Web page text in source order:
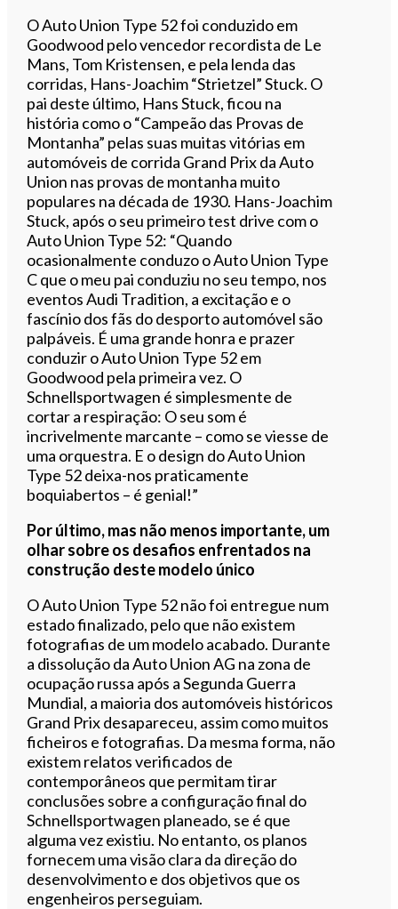
O Auto Union Type 52 foi conduzido em
Goodwood pelo vencedor recordista de Le
Mans, Tom Kristensen, e pela lenda das
corridas, Hans-Joachim “Strietzel” Stuck. O
pai deste último, Hans Stuck, ficou na
história como o “Campeão das Provas de
Montanha” pelas suas muitas vitórias em
automóveis de corrida Grand Prix da Auto
Union nas provas de montanha muito
populares na década de 1930. Hans-Joachim
Stuck, após o seu primeiro test drive com o
Auto Union Type 52: “Quando
ocasionalmente conduzo o Auto Union Type
C que o meu pai conduziu no seu tempo, nos
eventos Audi Tradition, a excitação e o
fascínio dos fãs do desporto automóvel são
palpáveis. É uma grande honra e prazer
conduzir o Auto Union Type 52 em
Goodwood pela primeira vez. O
Schnellsportwagen é simplesmente de
cortar a respiração: O seu som é
incrivelmente marcante – como se viesse de
uma orquestra. E o design do Auto Union
Type 52 deixa-nos praticamente
boquiabertos – é genial!”
Por último, mas não menos importante, um
olhar sobre os desafios enfrentados na
construção deste modelo único
O Auto Union Type 52 não foi entregue num
estado finalizado, pelo que não existem
fotografias de um modelo acabado. Durante
a dissolução da Auto Union AG na zona de
ocupação russa após a Segunda Guerra
Mundial, a maioria dos automóveis históricos
Grand Prix desapareceu, assim como muitos
ficheiros e fotografias. Da mesma forma, não
existem relatos verificados de
contemporâneos que permitam tirar
conclusões sobre a configuração final do
Schnellsportwagen planeado, se é que
alguma vez existiu. No entanto, os planos
fornecem uma visão clara da direção do
desenvolvimento e dos objetivos que os
engenheiros perseguiam.